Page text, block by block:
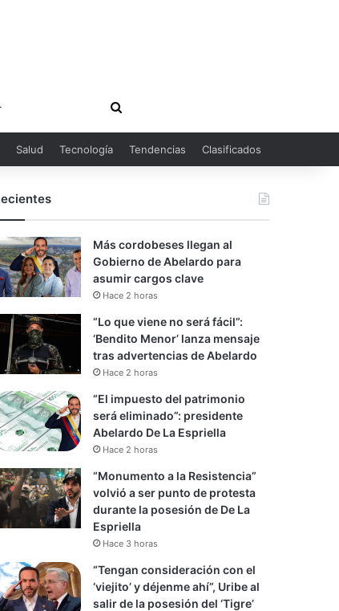
Buscar
por
Salud Tecnología Tendencias Clasificados
Más cordobeses llegan al
Gobierno de Abelardo para
asumir cargos clave
Hace 2 horas
“Lo que viene no será fácil”:
‘Bendito Menor’ lanza mensaje
tras advertencias de Abelardo
Hace 2 horas
“El impuesto del patrimonio
será eliminado”: presidente
Abelardo De La Espriella
Hace 2 horas
“Monumento a la Resistencia”
volvió a ser punto de protesta
durante la posesión de De La
Espriella
Hace 3 horas
“Tengan consideración con el
‘viejito’ y déjenme ahí”, Uribe al
salir de la posesión del ‘Tigre’